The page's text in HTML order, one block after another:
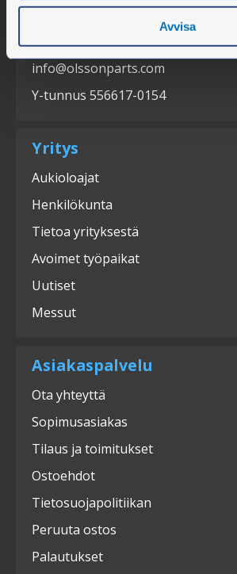
Avvisa
Puh. +46 304 75 10 50
info@olssonparts.com
Y-tunnus 556617-0154
Yritys
Aukioloajat
Henkilökunta
Tietoa yrityksestä
Avoimet työpaikat
Uutiset
Messut
Asiakaspalvelu
Ota yhteyttä
Sopimusasiakas
Tilaus ja toimitukset
Ostoehdot
Tietosuojapolitiikan
Peruuta ostos
Palautukset